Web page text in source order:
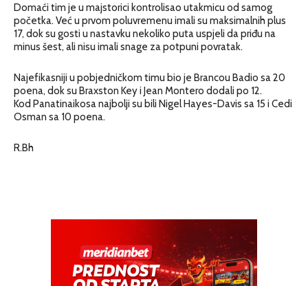
Domaći tim je u majstorici kontrolisao utakmicu od samog
početka. Već u prvom poluvremenu imali su maksimalnih plus
17, dok su gosti u nastavku nekoliko puta uspjeli da priđu na
minus šest, ali nisu imali snage za potpuni povratak.
Najefikasniji u pobjedničkom timu bio je Brancou Badio sa 20
poena, dok su Braxston Key i Jean Montero dodali po 12.
Kod Panatinaikosa najbolji su bili Nigel Hayes-Davis sa 15 i Cedi
Osman sa 10 poena.
R.Bh